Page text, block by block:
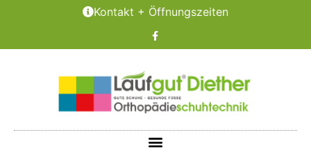
Kontakt + Öffnungszeiten